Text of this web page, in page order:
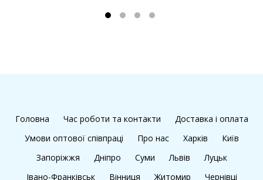
Головна Час роботи та контакти
Доставка і оплата
Умови оптової співпраці
Про нас Харків
Київ
Запоріжжя
Дніпро Суми Львів
Луцьк
Івано-Франківськ
Вінниця Житомир Чернівці